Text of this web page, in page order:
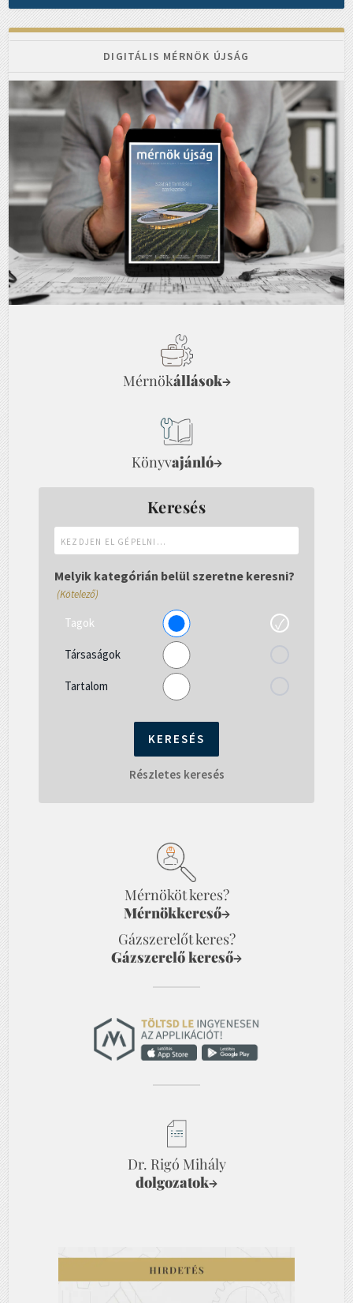
DIGITÁLIS MÉRNÖK ÚJSÁG
Mérnökállások→
Könyvajánló→
Keresés
el
gépelni...
Melyik kategórián belül szeretne keresni?
(Kötelező)
Tagok
Társaságok
Tartalom
Részletes keresés
Mérnököt keres?
Mérnökkereső→
Gázszerelőt keres?
Gázszerelő kereső→
Dr. Rigó Mihály
dolgozatok→